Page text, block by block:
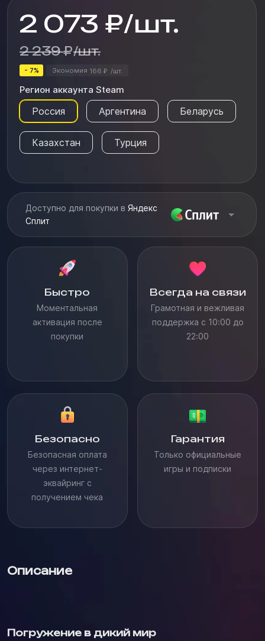
2 073 ₽/шт.
2 239 ₽/шт.
- 7% Экономия 166 ₽ /шт.
Регион аккаунта Steam
Россия Аргентина Беларусь
Казахстан Турция
Доступно для покупки в Яндекс
Сплит
Быстро
Моментальная
активация после
покупки
Всегда на связи
Грамотная и вежливая
поддержка с 10:00 до
22:00
Безопасно
Безопасная оплата
через интернет-
эквайринг с
получением чека
Гарантия
Только официальные
игры и подписки
Описание
Погружение в дикий мир